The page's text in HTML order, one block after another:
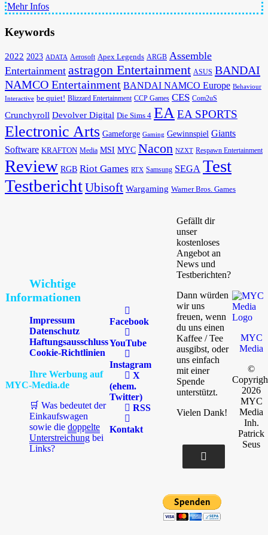
Mehr Infos
Keywords
2022 2023 ADATA Aerosoft Apex Legends ARGB Assemble
Entertainment astragon Entertainment ASUS BANDAI
NAMCO Entertainment BANDAI NAMCO Europe Behaviour
Interactive be quiet! Blizzard Entertainment CCP Games CES Com2uS
Crunchyroll Devolver Digital Die Sims 4 EAEA SPORTS
Electronic Arts Gameforge Gaming Gewinnspiel Giants
Software KRAFTON Media MSI MYC Nacon NZXT Respawn Entertainment
Review RGB Riot Games RTX Samsung SEGA Test
TestberichtUbisoft Wargaming Warner Bros. Games
Wichtige
Informationen
Impressum
Datenschutz
Haftungsausschluss
Cookie-Richtlinien
Ihre Werbung auf
MYC-Media.de
🛒 Was bedeutet der
Einkaufswagen
sowie die doppelte
Unterstreichung bei
Links?
Facebook
YouTube
Instagram
X
(ehem.
Twitter)
RSS
Kontakt
Gefällt dir
unser
kostenloses
Angebot an
News und
Testberichten?
Dann würden
wir uns
freuen, wenn
du uns einen
Kaffee / Tee
ausgibst, oder
uns einfach
mit einer
Spende
unterstützt.
Vielen Dank!
MYC
Media
©
2026
MYC
Media
Inh.
Patrick
Seus